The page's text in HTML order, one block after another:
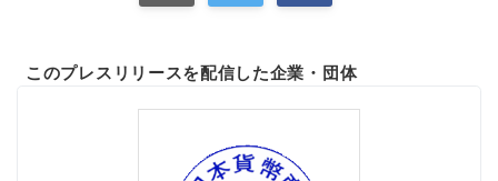
このプレスリリースを配信した企業・団体